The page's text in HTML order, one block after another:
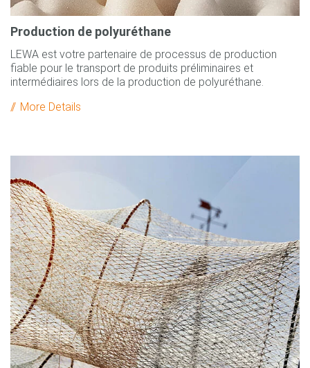
Production de polyuréthane
LEWA est votre partenaire de processus de production
fiable pour le transport de produits préliminaires et
intermédiaires lors de la production de polyuréthane.
More Details